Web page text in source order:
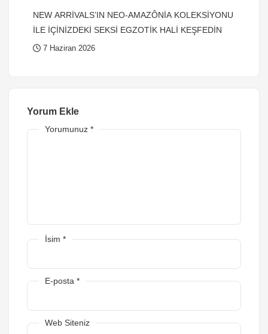
NEW ARRİVALS’IN NEO-AMAZÔNİA KOLEKSİYONU
İLE İÇİNİZDEKİ SEKSİ EGZOTİK HALİ KEŞFEDİN
7 Haziran 2026
Yorum Ekle
Yorumunuz *
İsim *
E-posta *
Web Siteniz